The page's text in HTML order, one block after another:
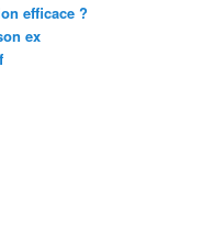
efficace ?
ex